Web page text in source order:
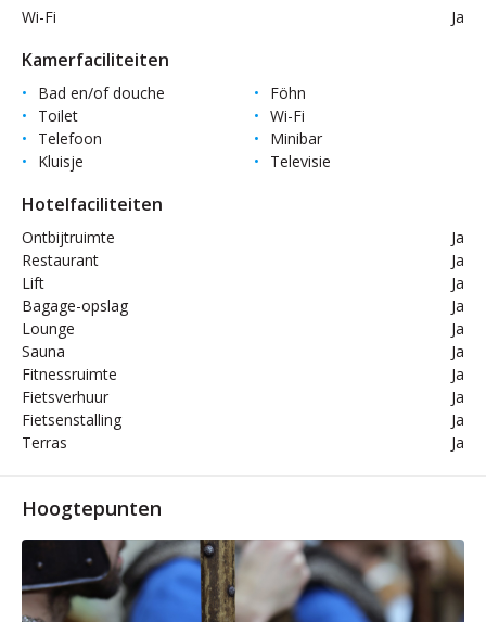
Wi-Fi
Ja
Kamerfaciliteiten
Bad en/of douche
Föhn
Toilet
Wi-Fi
Telefoon
Minibar
Kluisje
Televisie
Hotelfaciliteiten
Ontbijtruimte
Ja
Restaurant
Ja
Lift
Ja
Bagage-opslag
Ja
Lounge
Ja
Sauna
Ja
Fitnessruimte
Ja
Fietsverhuur
Ja
Fietsenstalling
Ja
Terras
Ja
Hoogtepunten